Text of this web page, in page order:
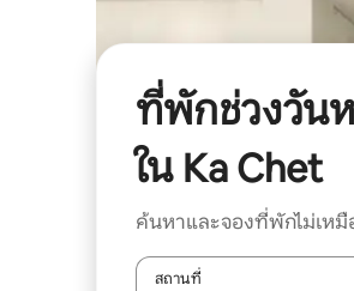
ที่พักช่วงวัน
ใน Ka Chet
ค้นหาและจองที่พักไม่เหมื
สถานที่